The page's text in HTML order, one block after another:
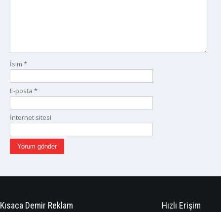
İsim *
E-posta *
İnternet sitesi
Kısaca Demir Reklam Hızlı Erişim